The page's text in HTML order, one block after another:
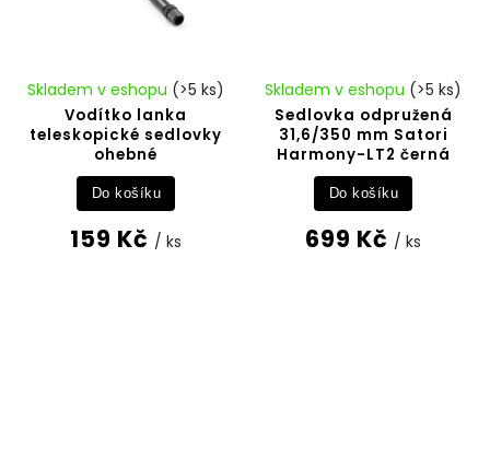
Vodítko lanka
teleskopické sedlovky
ohebné
Skladem v eshopu (>5 ks)
159 Kč / ks
Do košíku
Sedlovka odpružená
31,6/350 mm Satori
Harmony-LT2 černá
Skladem v eshopu (>5 ks)
699 Kč / ks
Do košíku